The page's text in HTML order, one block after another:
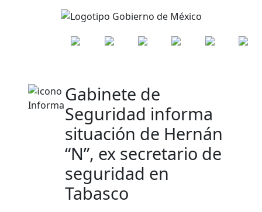
Gabinete de
Seguridad informa
situación de Hernán
“N”, ex secretario de
seguridad en
Tabasco